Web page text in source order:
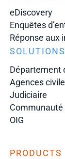
eDiscovery
Enquêtes
Réponse aux
Département
Agences
Judiciaire
OIG
PRODUCTS